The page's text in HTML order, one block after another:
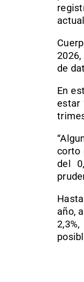
de
En
estar
corto
del
año,